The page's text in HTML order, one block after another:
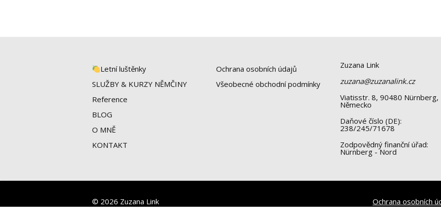
Letní luštěnky
SLUŽBY & KURZY NĚMČINY
Reference
BLOG
O MNĚ
KONTAKT
Ochrana osobních údajů
Všeobecné obchodní podmínky
Zuzana Link
zuzana@zuzanalink.cz
Viatisstr. 8, 90480 Nürnberg,
Německo
Daňové číslo (DE):
238/245/71678
Zodpovědný finanční úřad:
Nürnberg - Nord
Ochrana osobních
© 2026 Zuzana Link